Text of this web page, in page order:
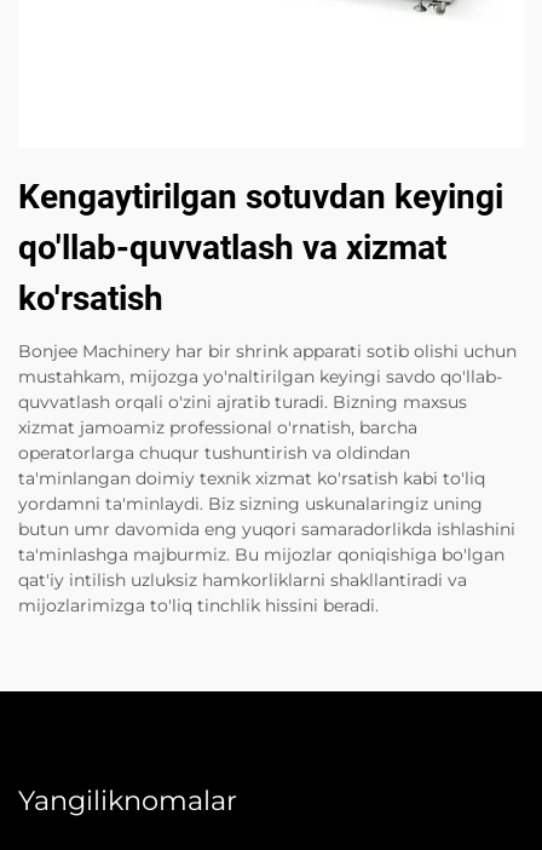
Kengaytirilgan sotuvdan keyingi
qo'llab-quvvatlash va xizmat
ko'rsatish
Bonjee Machinery har bir shrink apparati sotib olishi uchun
mustahkam, mijozga yo'naltirilgan keyingi savdo qo'llab-
quvvatlash orqali o'zini ajratib turadi. Bizning maxsus
xizmat jamoamiz professional o'rnatish, barcha
operatorlarga chuqur tushuntirish va oldindan
ta'minlangan doimiy texnik xizmat ko'rsatish kabi to'liq
yordamni ta'minlaydi. Biz sizning uskunalaringiz uning
butun umr davomida eng yuqori samaradorlikda ishlashini
ta'minlashga majburmiz. Bu mijozlar qoniqishiga bo'lgan
qat'iy intilish uzluksiz hamkorliklarni shakllantiradi va
mijozlarimizga to'liq tinchlik hissini beradi.
Yangiliknomalar